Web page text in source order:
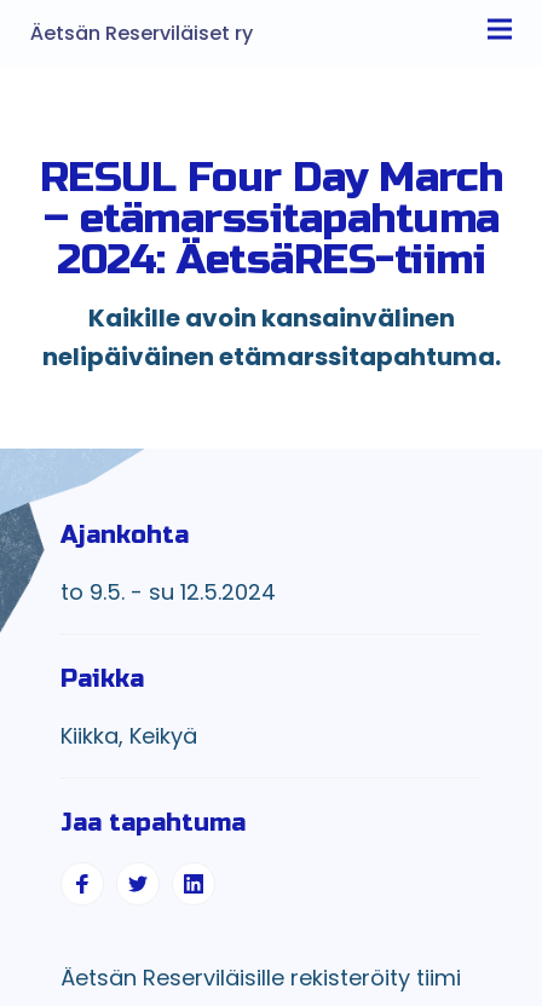
Äetsän Reserviläiset ry
RESUL Four Day March
– etämarssitapahtuma
2024: ÄetsäRES-tiimi
Kaikille avoin kansainvälinen
nelipäiväinen etämarssitapahtuma.
Ajankohta
to 9.5. - su 12.5.2024
Paikka
Kiikka, Keikyä
Jaa tapahtuma
Äetsän Reserviläisille rekisteröity tiimi